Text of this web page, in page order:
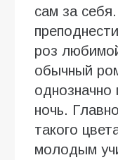
сам за
роз
обычный
однозначно
ночь.
такого
молодым